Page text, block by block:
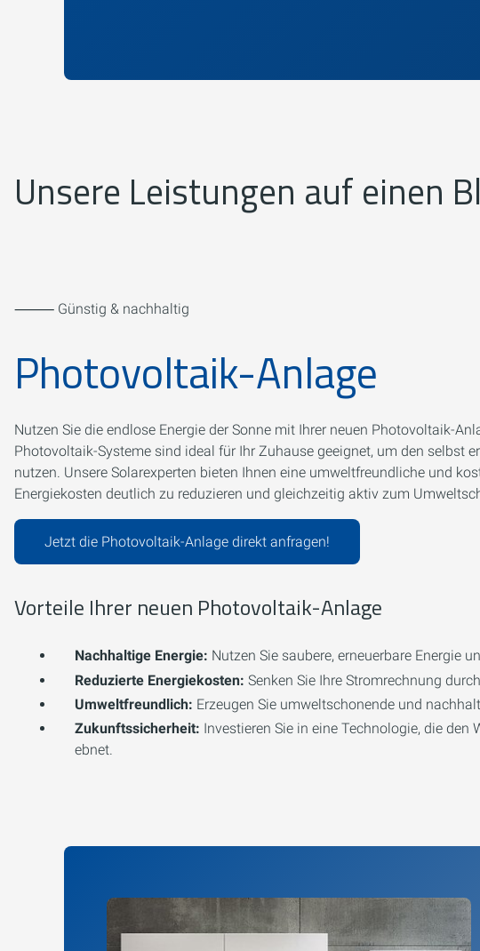
Unsere Leistungen auf einen
⸻ Günstig & nachhaltig
Photovoltaik-Anlage
Nutzen Sie die endlose Energie der Sonne mit Ihrer neuen Photovoltaik-
Photovoltaik-Systeme sind ideal für Ihr Zuhause geeignet, um den selbst
nutzen. Unsere Solarexperten bieten Ihnen eine umweltfreundliche und
Energiekosten deutlich zu reduzieren und gleichzeitig aktiv zum
Jetzt die Photovoltaik-Anlage direkt anfragen!
Vorteile Ihrer neuen Photovoltaik-Anlage
Nachhaltige Energie: Nutzen Sie saubere, erneuerbare Energie
Reduzierte Energiekosten: Senken Sie Ihre Stromrechnung
Umweltfreundlich: Erzeugen Sie umweltschonende und
Zukunftssicherheit: Investieren Sie in eine Technologie, die
ebnet.